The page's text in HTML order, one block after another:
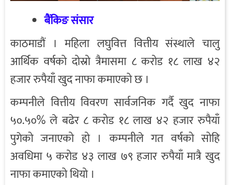
बैंकिङ संसार
काठमाडौं । महिला लघुवित्त वित्तीय संस्थाले चालु
आर्थिक वर्षको दोस्रो त्रैमासमा ८ करोड १८ लाख ४२
हजार रुपैयाँ खुद नाफा कमाएको छ ।
कम्पनीले वित्तीय विवरण सार्वजनिक गर्दै खुद नाफा
५०.५०% ले बढेर ८ करोड १८ लाख ४२ हजार रुपैयाँ
पुगेको जनाएको हो । कम्पनीले गत वर्षको सोहि
अवधिमा ५ करोड ४३ लाख ७९ हजार रुपैयाँ मात्रै खुद
नाफा कमाएको थियो ।